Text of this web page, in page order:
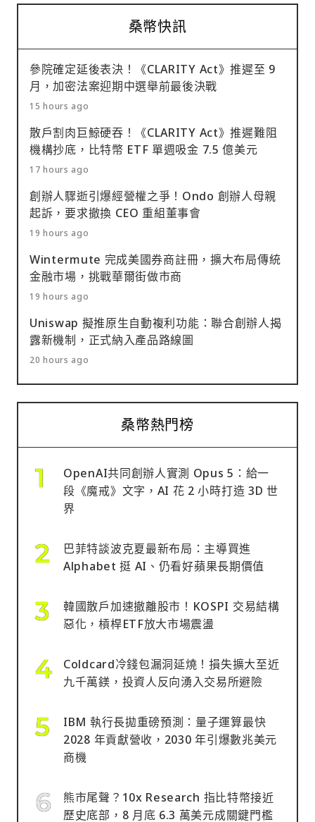
桑幣快訊
參院確定延後表決！《CLARITY Act》推遲至 9
月，加密法案迎期中選舉前最後決戰
15 hours ago
散戶割肉巨鯨硬吞！《CLARITY Act》推遲難阻
機構抄底，比特幣 ETF 單週吸金 7.5 億美元
17 hours ago
創辦人驟逝引爆經營權之爭！Ondo 創辦人母親
起訴，要求撤換 CEO 重組董事會
19 hours ago
Wintermute 完成美國券商註冊，擴大布局傳統
金融市場，挑戰華爾街做市商
19 hours ago
Uniswap 擬推原生自動複利功能：聯合創辦人揭
露新機制，正式納入產品路線圖
20 hours ago
桑幣熱門榜
OpenAI共同創辦人實測 Opus 5：給一
段《魔戒》文字，AI 花 2 小時打造 3D 世
界
巴菲特談波克夏最新布局：主導買進
Alphabet 挺 AI、仍看好蘋果長期價值
韓國散戶加速撤離股市！KOSPI 交易結構
惡化，槓桿ETF放大市場震盪
Coldcard冷錢包漏洞延燒！損失擴大至近
九千萬鎂，投資人反向湧入交易所避險
IBM 執行長拋重磅預測：量子運算最快
2028 年貢獻營收，2030 年引爆數兆美元
商機
熊市尾聲？10x Research 指比特幣接近
歷史底部，8 月底 6.3 萬美元成關鍵門檻